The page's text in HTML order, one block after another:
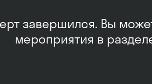
завершился. Вы
мероприятия в